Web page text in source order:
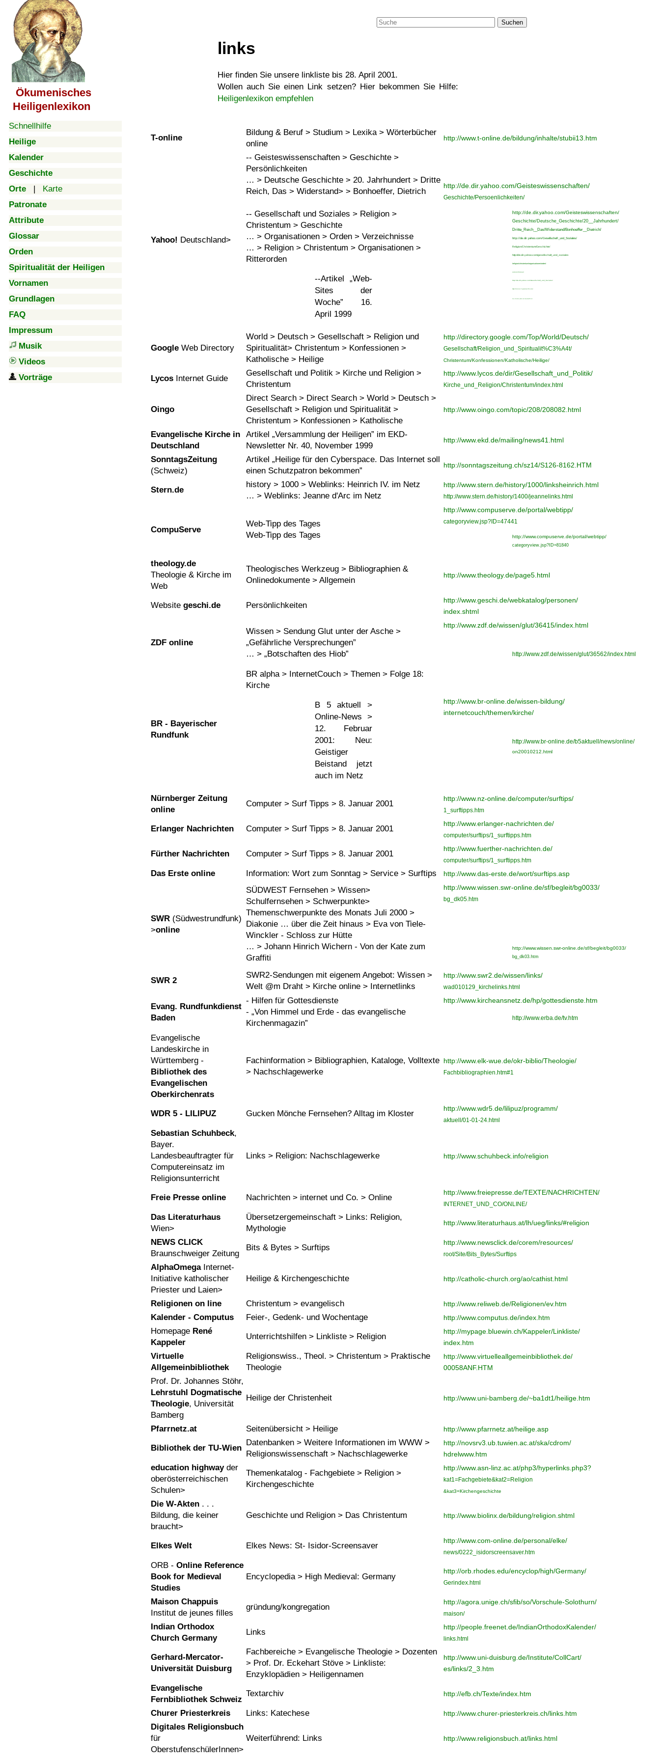
Ökumenisches
Heiligenlexikon
Schnellhilfe
Heilige
Kalender
Geschichte
Orte | Karte
Patronate
Attribute
Glossar
Orden
Spiritualität der Heiligen
Vornamen
Grundlagen
FAQ
Impressum
Musik
Videos
Vorträge
Suchen
links
Hier finden Sie unsere linkliste bis 28. April 2001.
Wollen auch Sie einen Link setzen? Hier bekommen Sie Hilfe:
Heiligenlexikon empfehlen
T-online
Bildung & Beruf > Studium > Lexika > Wörterbücher
online
http://www.t-online.de/bildung/inhalte/stubii13.htm
Yahoo! Deutschland>
-- Geisteswissenschaften > Geschichte >
Persönlichkeiten
… > Deutsche Geschichte > 20. Jahrhundert > Dritte
Reich, Das > Widerstand> > Bonhoeffer, Dietrich
-- Gesellschaft und Soziales > Religion >
Christentum > Geschichte
… > Organisationen > Orden > Verzeichnisse
… > Religion > Christentum > Organisationen >
Ritterorden
--Artikel
Web-
Sites der
Woche
16.
April 1999
http://de.dir.yahoo.com/Geisteswissenschaften/
Geschichte/Persoenlichkeiten/
http://de.dir.yahoo.com/Geisteswissenschaften/
Geschichte/Deutsche_Geschichte/20__Jahrhundert/
Dritte_Reich__Das/Widerstand/Bonhoeffer__Dietrich/
http://de.dir.yahoo.com/Gesellschaft_und_Soziales/
Religion/Christentum/Geschichte/
http://de.dir.yahoo.com/gesellschaft_und_soziales
/religion/christentum/organisationen/orden/
verzeichnisse/
http://de.dir.yahoo.com/Gesellschaft_und_Soziales/
Religion/Christentum/Organisationen/Ritterorden/
http://de.docs.yahoo.com/hsy/hsy108.html
Google Web Directory
World > Deutsch > Gesellschaft > Religion und
Spiritualität> Christentum > Konfessionen >
Katholische > Heilige
http://directory.google.com/Top/World/Deutsch/
Gesellschaft/Religion_und_Spiritualit%C3%A4t/
Christentum/Konfessionen/Katholische/Heilige/
Lycos Internet Guide
Gesellschaft und Politik > Kirche und Religion >
Christentum
http://www.lycos.de/dir/Gesellschaft_und_Politik/
Kirche_und_Religion/Christentum/index.html
Oingo
Direct Search > Direct Search > World > Deutsch >
Gesellschaft > Religion und Spiritualität >
Christentum > Konfessionen > Katholische
http://www.oingo.com/topic/208/208082.html
Evangelische Kirche in
Deutschland
Artikel Versammlung der Heiligen
im EKD-
Newsletter Nr. 40, November 1999
http://www.ekd.de/mailing/news41.html
SonntagsZeitung
(Schweiz)
Artikel
Heilige für den Cyberspace. Das Internet soll
einen Schutzpatron bekommen
http://sonntagszeitung.ch/sz14/S126-8162.HTM
Stern.de
history > 1000 > Weblinks: Heinrich IV. im Netz
… > Weblinks: Jeanne d'Arc im Netz
http://www.stern.de/history/1000/linksheinrich.html
http://www.stern.de/history/1400/jeannelinks.html
CompuServe
Web-Tipp des Tages
Web-Tipp des Tages
http://www.compuserve.de/portal/webtipp/
categoryview.jsp?ID=47441
http://www.compuserve.de/portal/webtipp/
categoryview.jsp?ID=81840
theology.de
Theologie & Kirche im
Web
Theologisches Werkzeug > Bibliographien &
Onlinedokumente > Allgemein
http://www.theology.de/page5.html
Website geschi.de Persönlichkeiten
http://www.geschi.de/webkatalog/personen/
index.shtml
ZDF online
Wissen > Sendung Glut unter der Asche >
Gefährliche Versprechungen
… >
Botschaften des Hiob
http://www.zdf.de/wissen/glut/36415/index.html
http://www.zdf.de/wissen/glut/36562/index.html
BR - Bayerischer
Rundfunk
BR alpha > InternetCouch > Themen > Folge 18:
Kirche
B 5 aktuell >
Online-News >
12. Februar
2001: Neu:
Geistiger
Beistand jetzt
auch im Netz
http://www.br-online.de/wissen-bildung/
internetcouch/themen/kirche/
http://www.br-online.de/b5aktuell/news/online/
on20010212.html
Nürnberger Zeitung
online
Computer > Surf Tipps > 8. Januar 2001
http://www.nz-online.de/computer/surftips/
1_surftipps.htm
Erlanger Nachrichten Computer > Surf Tipps > 8. Januar 2001
http://www.erlanger-nachrichten.de/
computer/surftips/1_surftipps.htm
Fürther Nachrichten Computer > Surf Tipps > 8. Januar 2001
http://www.fuerther-nachrichten.de/
computer/surftips/1_surftipps.htm
Das Erste online Information: Wort zum Sonntag > Service > Surftips http://www.das-erste.de/wort/surftips.asp
SWR (Südwestrundfunk)
>online
SÜDWEST Fernsehen > Wissen>
Schulfernsehen > Schwerpunkte>
Themenschwerpunkte des Monats Juli 2000 >
Diakonie … über die Zeit hinaus > Eva von Tiele-
Winckler - Schloss zur Hütte
… > Johann Hinrich Wichern - Von der Kate zum
Graffiti
http://www.wissen.swr-online.de/sf/begleit/bg0033/
bg_dk05.htm
http://www.wissen.swr-online.de/sf/begleit/bg0033/
bg_dk03.htm
SWR 2
SWR2-Sendungen mit eigenem Angebot: Wissen >
Welt @m Draht > Kirche online > Internetlinks
http://www.swr2.de/wissen/links/
wad010129_kirchelinks.html
Evang. Rundfunkdienst
Baden
- Hilfen für Gottesdienste
-
Von Himmel und Erde - das evangelische
Kirchenmagazin
http://www.kircheansnetz.de/hp/gottesdienste.htm
http://www.erba.de/tv.htm
Evangelische
Landeskirche in
Württemberg -
Bibliothek des
Evangelischen
Oberkirchenrats
Fachinformation > Bibliographien, Kataloge, Volltexte
> Nachschlagewerke
http://www.elk-wue.de/okr-biblio/Theologie/
Fachbibliographien.htm#1
WDR 5 - LILIPUZ Gucken Mönche Fernsehen? Alltag im Kloster
http://www.wdr5.de/lilipuz/programm/
aktuell/01-01-24.html
Sebastian Schuhbeck,
Bayer.
Landesbeauftragter für
Computereinsatz im
Religionsunterricht
Links > Religion: Nachschlagewerke http://www.schuhbeck.info/religion
Freie Presse online Nachrichten > internet und Co. > Online
http://www.freiepresse.de/TEXTE/NACHRICHTEN/
INTERNET_UND_CO/ONLINE/
Das Literaturhaus
Wien>
Übersetzergemeinschaft > Links: Religion,
Mythologie
http://www.literaturhaus.at/lh/ueg/links/#religion
NEWS CLICK
Braunschweiger Zeitung
Bits & Bytes > Surftips
http://www.newsclick.de/corem/resources/
root/Site/Bits_Bytes/Surftips
AlphaOmegaInternet-
Initiative katholischer
Priester und Laien>
Heilige & Kirchengeschichte http://catholic-church.org/ao/cathist.html
Religionen on line Christentum > evangelisch http://www.reliweb.de/Religionen/ev.htm
Kalender - Computus Feier-, Gedenk- und Wochentage http://www.computus.de/index.htm
Homepage René
Kappeler
Unterrichtshilfen > Linkliste > Religion
http://mypage.bluewin.ch/Kappeler/Linkliste/
index.htm
Virtuelle
Allgemeinbibliothek
Religionswiss., Theol. > Christentum > Praktische
Theologie
http://www.virtuelleallgemeinbibliothek.de/
00058ANF.HTM
Prof. Dr. Johannes Stöhr,
Lehrstuhl Dogmatische
Theologie, Universität
Bamberg
Heilige der Christenheit http://www.uni-bamberg.de/~ba1dt1/heilige.htm
Pfarrnetz.at Seitenübersicht > Heilige http://www.pfarrnetz.at/heilige.asp
Bibliothek der TU-Wien
Datenbanken > Weitere Informationen im WWW >
Religionswissenschaft > Nachschlagewerke
http://novsrv3.ub.tuwien.ac.at/ska/cdrom/
hdrelwww.htm
education highwayder
oberösterreichischen
Schulen>
Themenkatalog - Fachgebiete > Religion >
Kirchengeschichte
http://www.asn-linz.ac.at/php3/hyperlinks.php3?
kat1=Fachgebiete&kat2=Religion
&kat3=Kirchengeschichte
Die W-Akten . . .
Bildung, die keiner
braucht>
Geschichte und Religion > Das Christentum http://www.biolinx.de/bildung/religion.shtml
Elkes Welt Elkes News: St- Isidor-Screensaver
http://www.com-online.de/personal/elke/
news/0222_isidorscreensaver.htm
ORB - Online Reference
Book for Medieval
Studies
Encyclopedia > High Medieval: Germany
http://orb.rhodes.edu/encyclop/high/Germany/
Gerindex.html
Maison Chappuis
Institut de jeunes filles
gründung/kongregation
http://agora.unige.ch/sfib/so/Vorschule-Solothurn/
maison/
Indian Orthodox
Church Germany
Links
http://people.freenet.de/IndianOrthodoxKalender/
links.html
Gerhard-Mercator-
Universität Duisburg
Fachbereiche > Evangelische Theologie > Dozenten
> Prof. Dr. Eckehart Stöve > Linkliste:
Enzyklopädien > Heiligennamen
http://www.uni-duisburg.de/Institute/CollCart/
es/links/2_3.htm
Evangelische
Fernbibliothek Schweiz
Textarchiv http://efb.ch/Texte/index.htm
Churer Priesterkreis Links: Katechese http://www.churer-priesterkreis.ch/links.htm
Digitales Religionsbuch
für
OberstufenschülerInnen>
Weiterführend: Links http://www.religionsbuch.at/links.html